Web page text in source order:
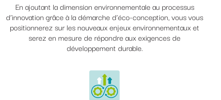
En ajoutant la dimension environnementale au processus
d’innovation grâce à la démarche d’éco-conception, vous vous
positionnerez sur les nouveaux enjeux environnementaux et
serez en mesure de répondre aux exigences de
développement durable.